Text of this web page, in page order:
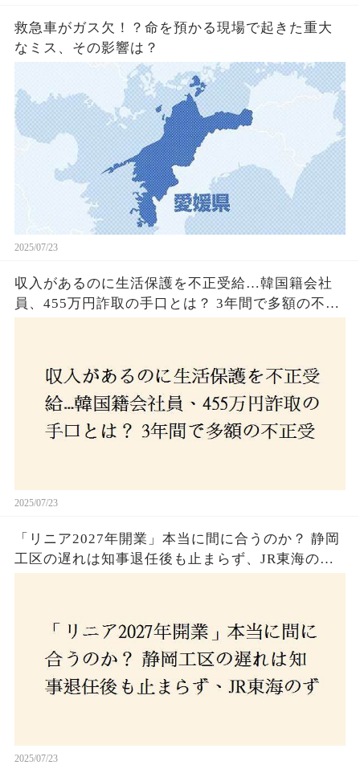
救急車がガス欠！？命を預かる現場で起きた重大
なミス、その影響は？
2025/07/23
収入があるのに生活保護を不正受給…韓国籍会社
員、455万円詐取の手口とは？ 3年間で多額の不正
2025/07/23
「リニア2027年開業」本当に間に合うのか？ 静岡
工区の遅れは知事退任後も止まらず、JR東海のず
2025/07/23